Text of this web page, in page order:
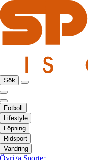
Sök
Fotboll
Lifestyle
Löpning
Ridsport
Vandring
Övriga Sporter